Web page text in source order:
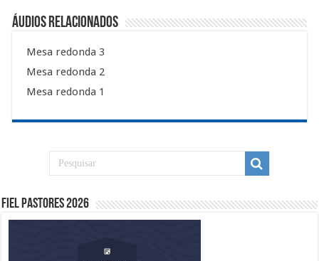
Áudios Relacionados
Mesa redonda 3
Mesa redonda 2
Mesa redonda 1
Fiel Pastores 2026